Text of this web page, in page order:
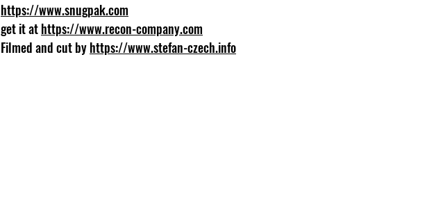
https://www.snugpak.com
get it at https://www.recon-company.com
Filmed and cut by https://www.stefan-czech.info